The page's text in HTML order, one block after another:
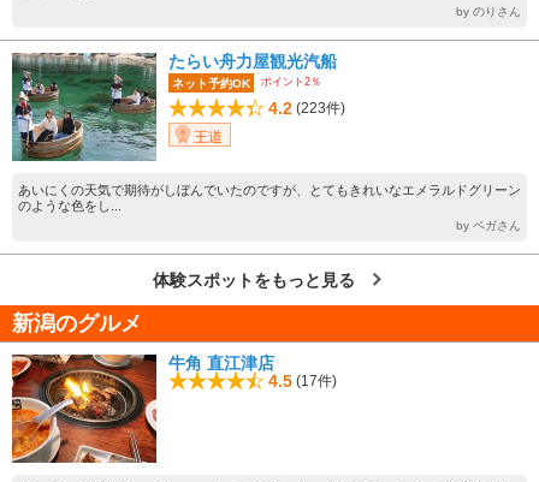
by のりさん
たらい舟力屋観光汽船
ネット予約OK ポイント2％
4.2 (223件)
王道
あいにくの天気で期待がしぼんでいたのですが、とてもきれいなエメラルドグリーン
のような色をし...
by ペガさん
体験スポットをもっと見る
新潟のグルメ
牛角 直江津店
4.5 (17件)